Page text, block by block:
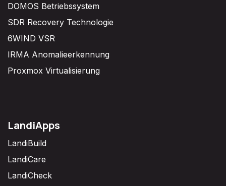
DOMOS Betriebssystem
SDR Recovery Technologie
6WIND VSR
IRMA Anomalieerkennung
Proxmox Virtualisierung
LandiApps
LandiBuild
LandiCare
LandiCheck